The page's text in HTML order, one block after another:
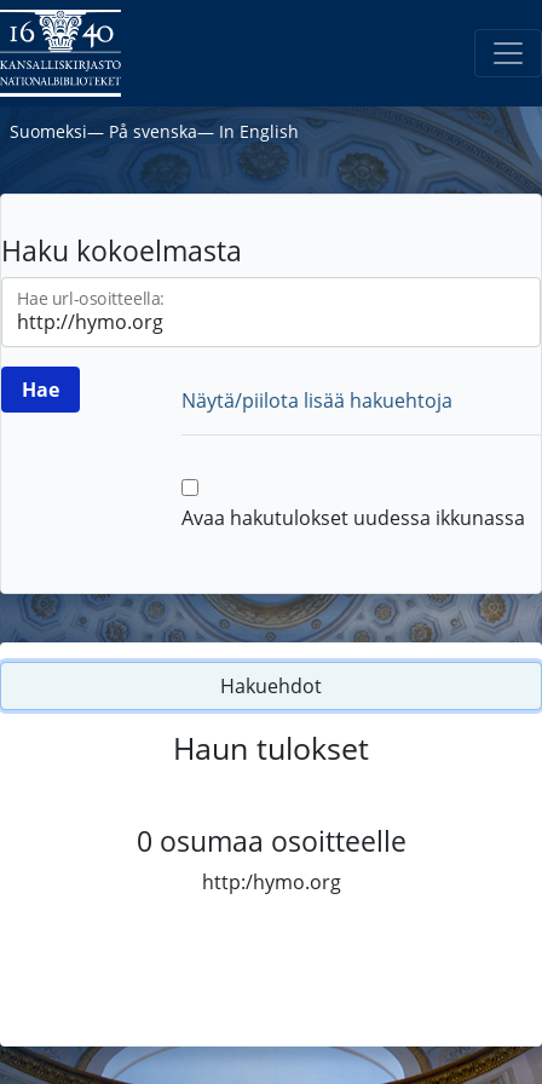
Suomeksi― På svenska― In English
Haku kokoelmasta
Hae url-osoitteella:
Näytä/piilota lisää hakuehtoja
Avaa hakutulokset uudessa ikkunassa
Hakuehdot
Haun tulokset
0 osumaa osoitteelle
http:/hymo.org